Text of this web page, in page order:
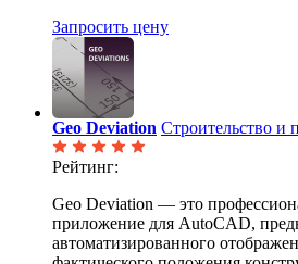
Запросить цену
Geo Deviation Строительство и
Рейтинг:
Geo Deviation — это
приложение для AutoCAD,
автоматизированного